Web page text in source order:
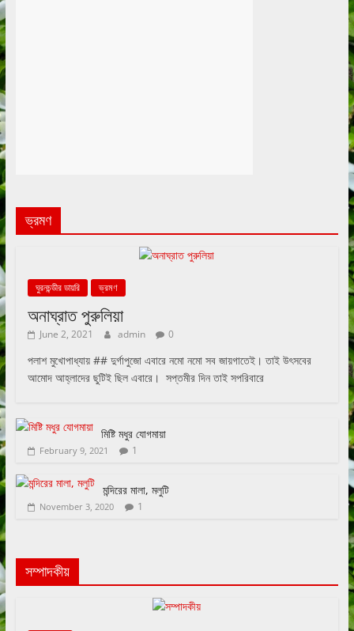
ভ্রমণ
ঘুরনচন্ডীর ডায়রি ভ্রমণ
অনাঘ্রাত পুরুলিয়া
June 2, 2021 admin 0
পলাশ মুখোপাধ্যায় ## দুর্গাপুজো এবারে নমো নমো সব জায়গাতেই। তাই উৎসবের
আমোদ আহ্লাদের ছুটিই ছিল এবারে। সপ্তমীর দিন তাই সপরিবারে
মিষ্টি মধুর যোগমায়া
February 9, 2021 1
মন্দিরের মালা, মলুটি
November 3, 2020 1
সম্পাদকীয়